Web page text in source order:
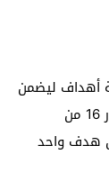
أهداف ليضمن
بها فوز البيانكونيري خارج أرضه والعبور إلى الدور 16 من
هدف واحد